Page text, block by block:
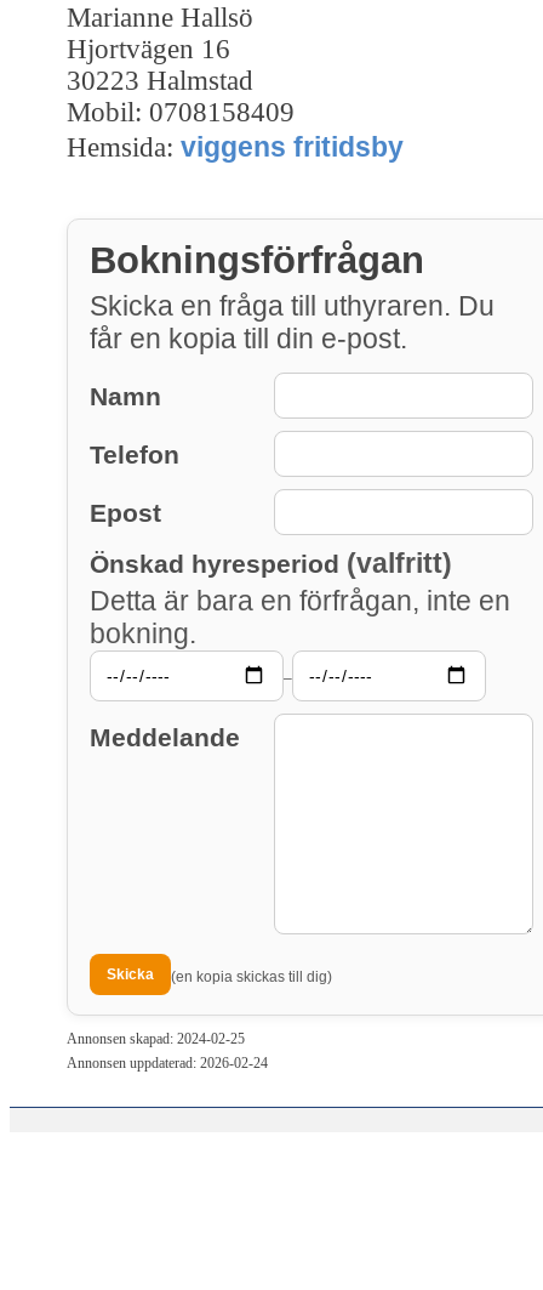
Marianne Hallsö
Hjortvägen 16
30223 Halmstad
Mobil: 0708158409
Hemsida: viggens fritidsby
Bokningsförfrågan
Skicka en fråga till uthyraren. Du
får en kopia till din e-post.
Namn
Telefon
Epost
Önskad hyresperiod (valfritt)
Detta är bara en förfrågan, inte en
bokning.
–
Meddelande
(en kopia skickas till dig)
Annonsen skapad: 2024-02-25
Annonsen uppdaterad: 2026-02-24